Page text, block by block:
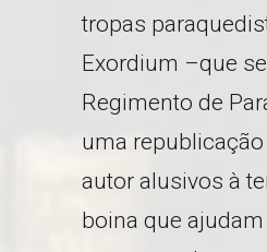
tropas
Exordium –que
Regimento de
uma
autor alusivos à
boina que ajudam